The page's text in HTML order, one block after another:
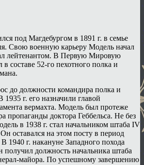
под Магдебургом в 1891 г. в семье
Свою военную карьеру Модель начал
лейтенантом. В Первую Мировую
составе 52-го пехотного полка и
до должности командира полка и
г. его назначили главой
вермахта. Модель был протеже
пропаганды доктора Геббельса. Не без
в 1938 г. стал начальником штаба IV
оставался на этом посту в период
1940 г. накануне Западного похода
получил должность начальника штаба
майора. По успешному завершению